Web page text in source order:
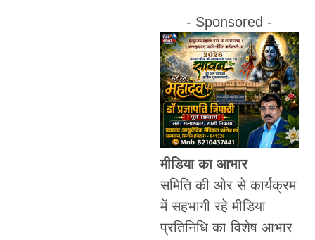
- Sponsored -
मीडिया का आभार
समिति की ओर से कार्यक्रम
में सहभागी रहे मीडिया
प्रतिनिधि का विशेष आभार